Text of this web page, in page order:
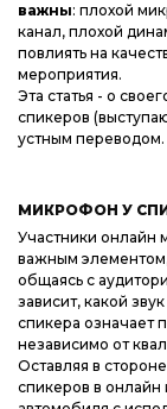
важны: плохой
канал, плохой
повлиять на
мероприятия.
Эта статья - о
спикеров
устным переводом.
МИКРОФОН У
Участники онлайн
важным
общаясь с
зависит, какой
спикера означает
независимо от
Оставляя в
спикеров в онлайн